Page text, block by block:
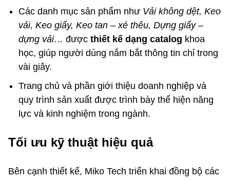
Các danh mục sản phẩm như Vải không dệt, Keo
vải, Keo giấy, Keo tan – xé thêu, Dựng giấy –
dựng vải… được thiết kế dạng catalog khoa
học, giúp người dùng nắm bắt thông tin chỉ trong
vài giây.
Trang chủ và phần giới thiệu doanh nghiệp và
quy trình sản xuất được trình bày thể hiện năng
lực và kinh nghiệm trong ngành.
Tối ưu kỹ thuật hiệu quả
Bên cạnh thiết kế, Miko Tech triển khai đồng bộ các